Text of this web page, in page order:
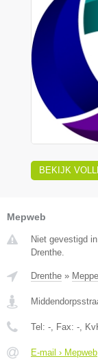
BEKIJK
Mepweb
Niet gevestigd
Drenthe.
Drenthe »
Tel: -, Fax: -,
E-mail › Mepweb